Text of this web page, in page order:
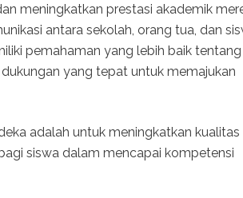
meningkatkan prestasi akademik
antara sekolah, orang tua, dan
pemahaman yang lebih baik tentang
yang tepat untuk memajukan
adalah untuk meningkatkan kualitas
siswa dalam mencapai kompetensi